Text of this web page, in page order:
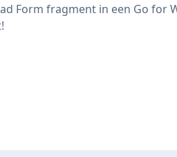
Form fragment in een Go for